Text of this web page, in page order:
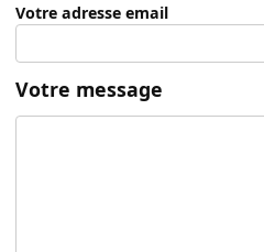
Votre adresse email
Votre message